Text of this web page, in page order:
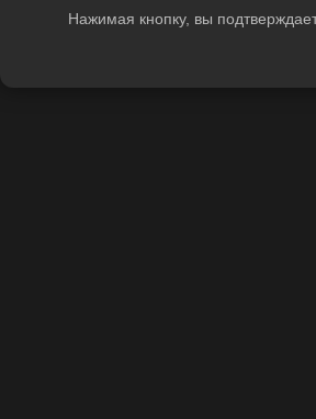
Нажимая кнопку, вы